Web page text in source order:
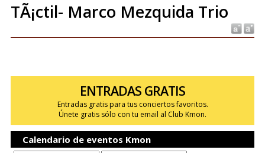
TÃ¡ctil- Marco Mezquida Trio
ENTRADAS GRATIS
Entradas gratis para tus conciertos favoritos.
Únete gratis sólo con tu email al Club Kmon.
Calendario de eventos Kmon